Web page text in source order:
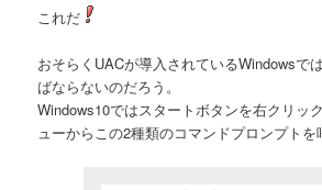
これだ
おそらくUACが導入されているWindowsで
ばならないのだろう。
Windows10ではスタートボタンを右クリッ
ューからこの2種類のコマンドプロンプトを